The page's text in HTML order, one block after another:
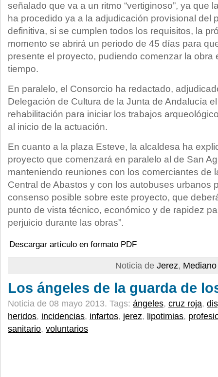
señalado que va a un ritmo “vertiginoso”, ya que
ha procedido ya a la adjudicación provisional del
definitiva, si se cumplen todos los requisitos, la
momento se abrirá un periodo de 45 días para
presente el proyecto, pudiendo comenzar la obra
tiempo.
En paralelo, el Consorcio ha redactado,
Delegación de Cultura de la Junta de Andalucía
rehabilitación para iniciar los trabajos
al inicio de la actuación.
En cuanto a la plaza Esteve, la alcaldesa ha
proyecto que comenzará en paralelo al de San
manteniendo reuniones con los comerciantes de
Central de Abastos y con los autobuses urbanos
consenso posible sobre este proyecto, que
punto de vista técnico, económico y de rapidez
perjuicio durante las obras”.
Descargar artículo en formato PDF
Noticia de Jerez,
Los ángeles de la guarda de
Noticia de 08 mayo 2013. Tags: ángeles, cruz roja,
heridos, incidencias, infartos, jerez, lipotimias,
sanitario, voluntarios